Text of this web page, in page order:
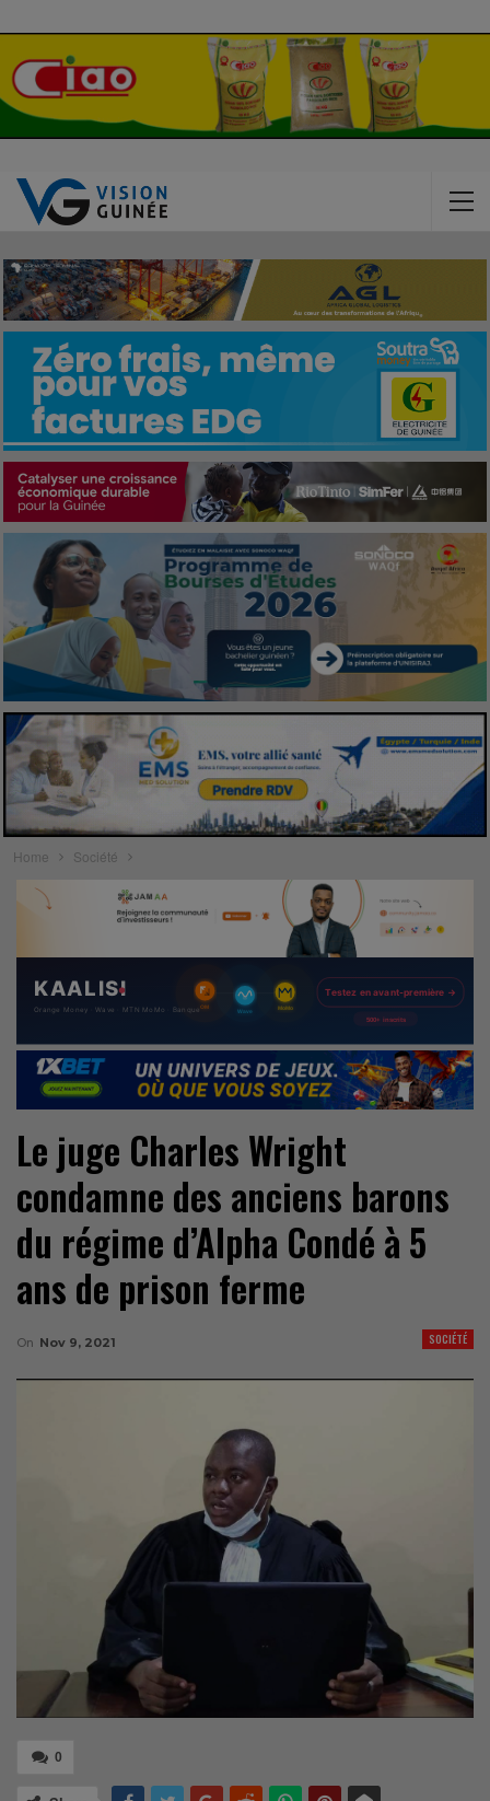
Home Société
Le juge Charles Wright
condamne des anciens barons
du régime d’Alpha Condé à 5
ans de prison ferme
SOCIÉTÉ
On Nov 9, 2021
0